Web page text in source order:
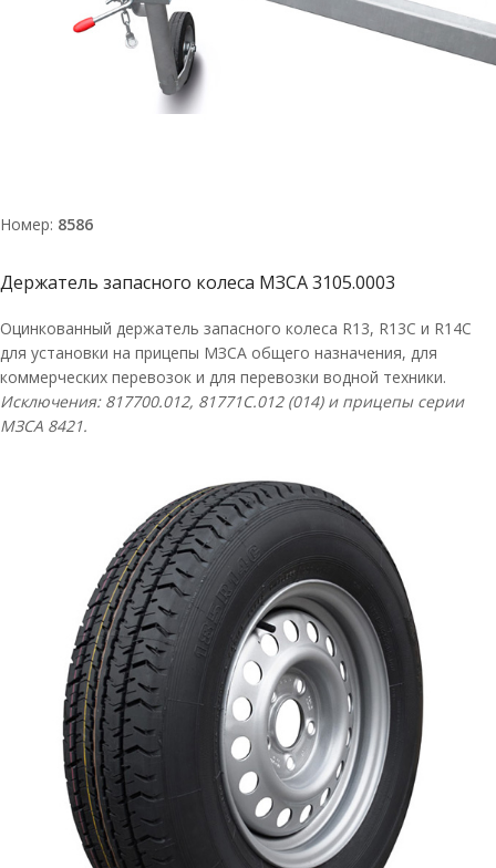
Номер: 8586
Держатель запасного колеса МЗСА 3105.0003
Оцинкованный держатель запасного колеса R13, R13C и R14С
для установки на прицепы МЗСА общего назначения, для
коммерческих перевозок и для перевозки водной техники.
Исключения: 817700.012, 81771C.012 (014) и прицепы серии
МЗСА 8421.